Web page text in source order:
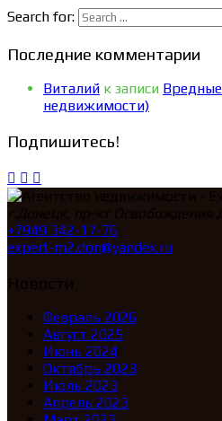
Search for:
Последние комментарии
Виталий к записи
недвижимости)
Подпишитесь!
+7949 342-17-76
expert-m2.don@yandex.ru
Февраль 2026
Август 2025
Июнь 2024
Октябрь 2023
Июль 2023
Апрель 2023